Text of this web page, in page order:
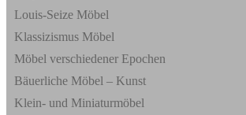
Louis-Seize Möbel
Klassizismus Möbel
Möbel verschiedener Epochen
Bäuerliche Möbel – Kunst
Klein- und Miniaturmöbel